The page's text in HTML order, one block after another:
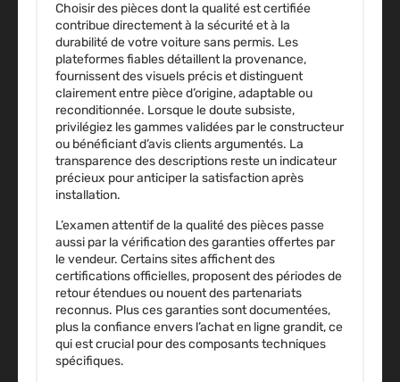
Choisir des pièces dont la qualité est certifiée
contribue directement à la sécurité et à la
durabilité de votre voiture sans permis. Les
plateformes fiables détaillent la provenance,
fournissent des visuels précis et distinguent
clairement entre pièce d’origine, adaptable ou
reconditionnée. Lorsque le doute subsiste,
privilégiez les gammes validées par le constructeur
ou bénéficiant d’avis clientsargumentés. La
transparence des descriptions reste un indicateur
précieux pour anticiper la satisfaction après
installation.
L’examen attentif de la qualité des pièces passe
aussi par la vérification desgarantiesoffertes par
le vendeur. Certains sites affichent des
certifications officielles, proposent des périodes de
retour étendues ou nouent des partenariats
reconnus. Plus ces garanties sont documentées,
plus la confiance envers l’achat en lignegrandit, ce
qui est crucial pour des composants techniques
spécifiques.